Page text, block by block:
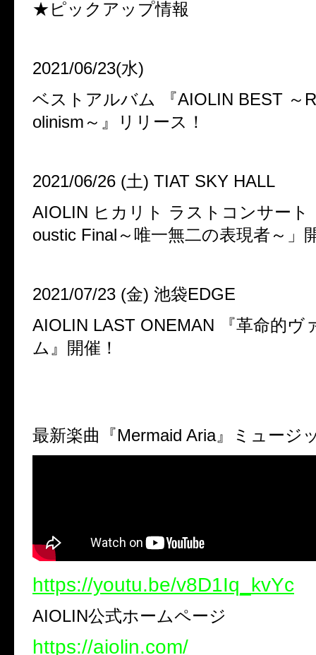
★ピックアップ情報
2021/06/23(水)
ベストアルバム
『AIOLIN BEST ～
olinism ～』リリース！
2021/06/26 (土) TIAT SKY HALL
AIOLIN ヒカリト ラストコンサート
oustic Final ～唯一無二の表現者～」
2021/07/23 (金) 池袋EDGE
AIOLIN LAST ONEMAN
『革命的
ム』開催！
最新楽曲『Mermaid Aria』ミュージ
https://youtu.be/v8D1Iq_kvYc
AIOLIN公式ホームページ
https://aiolin.com/